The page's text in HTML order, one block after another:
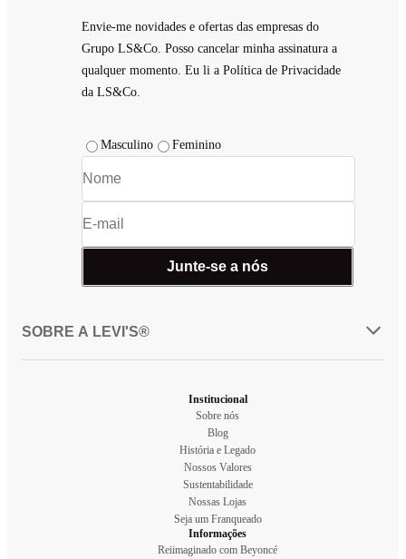
Envie-me novidades e ofertas das empresas do
Grupo LS&Co. Posso cancelar minha assinatura a
qualquer momento. Eu li a Política de Privacidade
da LS&Co.
Masculino Feminino
Junte-se a nós
SOBRE A LEVI'S®
Institucional
Sobre nós
Blog
História e Legado
Nossos Valores
Sustentabilidade
Nossas Lojas
Seja um Franqueado
Informações
Reiimaginado com Beyoncé